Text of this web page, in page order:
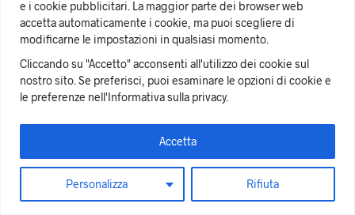
e i cookie pubblicitari. La maggior parte dei browser web
accetta automaticamente i cookie, ma puoi scegliere di
modificarne le impostazioni in qualsiasi momento.
Cliccando su "Accetto" acconsenti all'utilizzo dei cookie sul
nostro sito. Se preferisci, puoi esaminare le opzioni di cookie e
le preferenze nell'Informativa sulla privacy.
Ti ringraziamo per la tua comprensione e speriamo che tu
possa goderti la tua navigazione sul nostro sito web!
Cookie Policy
Personalizza
Rifiuta
Accetta
Powered byWhiteLab Siti Internet Torino
Translate »